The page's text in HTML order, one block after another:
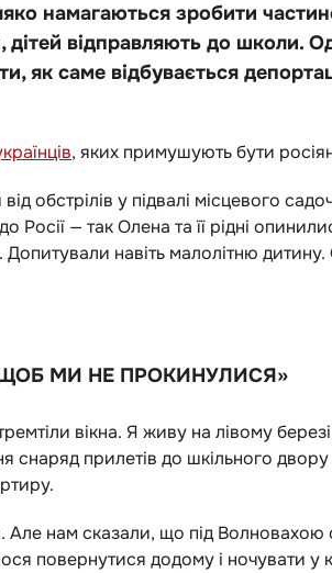
намагаються зробити
відправляють до школи.
як саме відбувається
, яких примушують бути
обстрілів у підвалі місцевого
Росії — так Олена та її рідні
Допитували навіть малолітню
ЩОБ МИ НЕ ПРОКИНУЛИСЯ»
вікна. Я живу на лівому
прилетів до шкільного двору
нам сказали, що під Волновахою
повернутися додому і ночувати у